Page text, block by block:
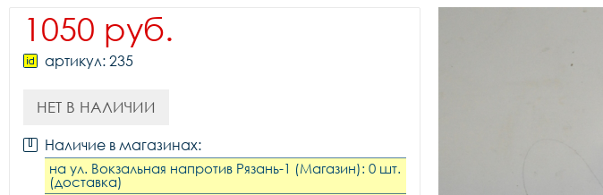
1050 руб.
артикул: 235
НЕТ В НАЛИЧИИ
Наличие в магазинах:
на ул. Вокзальная напротив Рязань-1 (Магазин): 0 шт.
(доставка)